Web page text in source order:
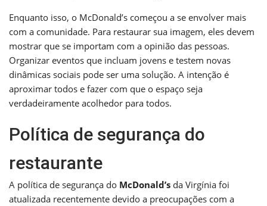
Enquanto isso, o McDonald’s começou a se envolver mais
com a comunidade. Para restaurar sua imagem, eles devem
mostrar que se importam com a opinião das pessoas.
Organizar eventos que incluam jovens e testem novas
dinâmicas sociais pode ser uma solução. A intenção é
aproximar todos e fazer com que o espaço seja
verdadeiramente acolhedor para todos.
Política de segurança do
restaurante
A política de segurança do McDonald’s da Virgínia foi
atualizada recentemente devido a preocupações com a